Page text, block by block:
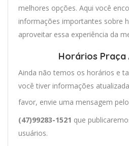
melhores opções. Aqui você
informações importantes sobre
aproveitar essa experiência da
Horários
Ainda não temos os horários e
você tiver informações
favor, envie uma mensagem
(47)99283-1521 que
usuários.